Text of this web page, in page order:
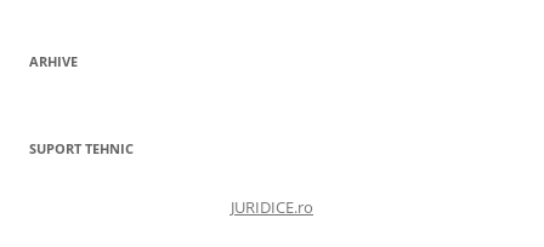
ARHIVE
SUPORT TEHNIC
JURIDICE.ro